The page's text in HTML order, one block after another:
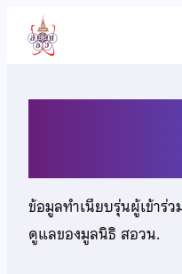
เนื้อหา
ข้อมูลทำเนียบรุ่นผู้เข้าร่
ดูแลของมูลนิธิ สอวน.